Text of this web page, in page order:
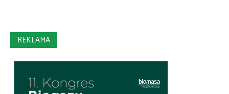
REKLAMA